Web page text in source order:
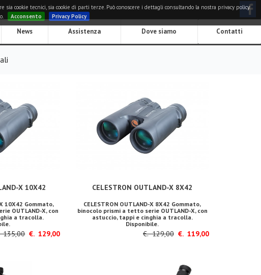
cookie tecnici, sia cookie di parti terze. Può conoscere i dettagli consultando la nostra privacy policy.
Acconsento Privacy Policy
News Assistenza Dove siamo Contatti
X 10X42
10X42 Gommato,
OUTLAND-X, con
a tracolla.
135,00€. 129,00
CELESTRON OUTLAND-X 8X42
CELESTRON OUTLAND-X 8X42 Gommato,
binocolo prismi a tetto serie OUTLAND-X, con
astuccio, tappi e cinghia a tracolla.
Disponibile.
€. 129,00€. 119,00